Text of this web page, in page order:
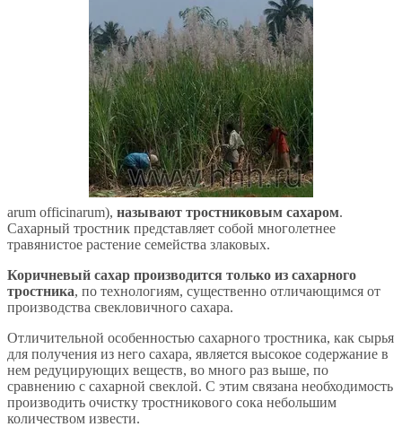
arum officinarum), называют тростниковым сахаром.
Сахарный тростник представляет собой многолетнее
травянистое растение семейства злаковых.
Коричневый сахар производится только из сахарного
тростника, по технологиям, существенно отличающимся от
производства свекловичного сахара.
Отличительной особенностью сахарного тростника, как сырья
для получения из него сахара, является высокое содержание в
нем редуцирующих веществ, во много раз выше, по
сравнению с сахарной свеклой. С этим связана необходимость
производить очистку тростникового сока небольшим
количеством извести.